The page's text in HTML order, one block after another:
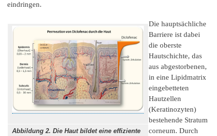
eindringen.
Abbildung 2. Die Haut bildet eine effiziente
Die hauptsächliche
Barriere ist dabei
die oberste
Hautschichte, das
aus abgestorbenen,
in eine Lipidmatrix
eingebetteten
Hautzellen
(Keratinozyten)
bestehende Stratum
corneum. Durch